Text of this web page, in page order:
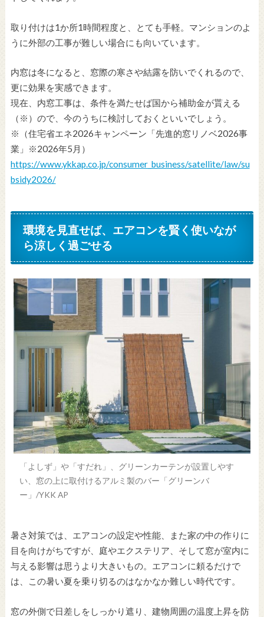
取り付けは1か所1時間程度と、とても手軽。マンションのよ
うに外部の工事が難しい場合にも向いています。
内窓は冬になると、窓際の寒さや結露を防いでくれるので、
更に効果を実感できます。
現在、内窓工事は、条件を満たせば国から補助金が貰える
（※）ので、今のうちに検討しておくといいでしょう。
※（住宅省エネ2026キャンペーン「先進的窓リノベ2026事
業」※2026年5月）
https://www.ykkap.co.jp/consumer_business/satellite/law/su
bsidy2026/
環境を見直せば、エアコンを賢く使いなが
ら涼しく過ごせる
「よしず」や「すだれ」、グリーンカーテンが設置しやす
い、窓の上に取付けるアルミ製のバー「グリーンバ
ー」/YKK AP
暑さ対策では、エアコンの設定や性能、また家の中の作りに
目を向けがちですが、庭やエクステリア、そして窓が室内に
与える影響は思うより大きいもの。エアコンに頼るだけで
は、この暑い夏を乗り切るのはなかなか難しい時代です。
窓の外側で日差しをしっかり遮り、建物周囲の温度上昇を防